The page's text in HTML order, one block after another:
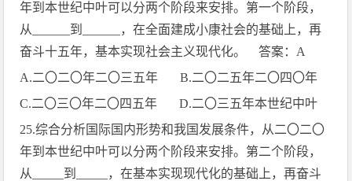
年到本世纪中叶可以分两个阶段来安排。第一个阶段，
从
到
，在全面建成小康社会的基础上，再
奋斗十五年，基本实现社会主义现代化。 答案： A
A.二〇二〇年二〇三五年 B.二〇二五年二〇四〇年
C.二〇三〇年二〇四五年 D.二〇三五年本世纪中叶
25.综合分析国际国内形势和我国发展条件，从二〇二〇
年到本世纪中叶可以分两个阶段来安排。第二个阶段，
从
到
，在基本实现现代化的基础上，再奋斗